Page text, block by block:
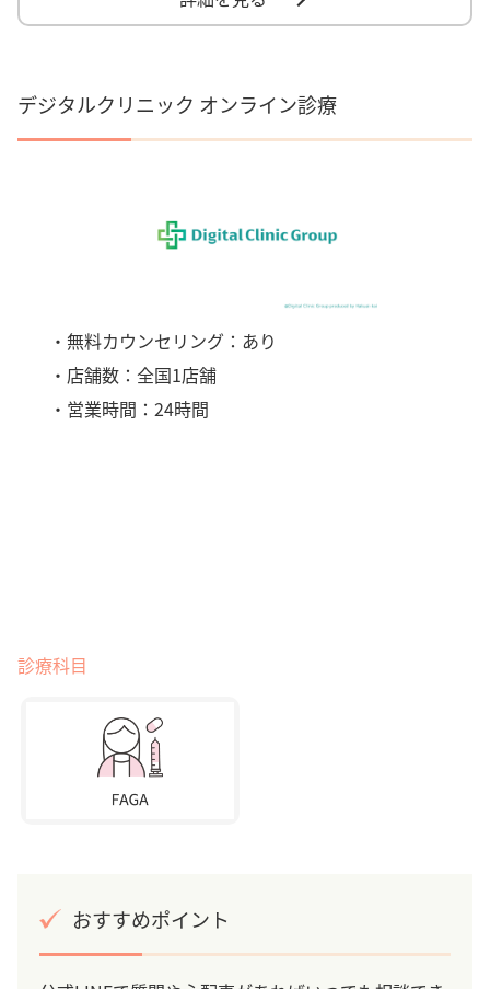
デジタルクリニック オンライン診療
・無料カウンセリング：あり
・店舗数：全国1店舗
・営業時間：24時間
診療科目
おすすめポイント